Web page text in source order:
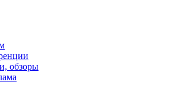
обзоры